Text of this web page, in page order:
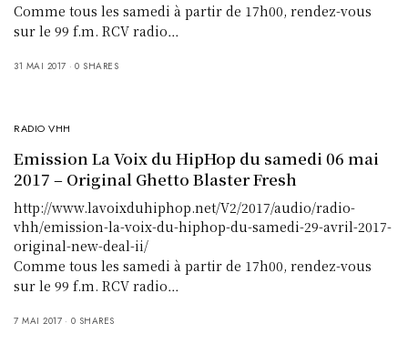
Comme tous les samedi à partir de 17h00, rendez-vous
sur le 99 f.m. RCV radio…
31 MAI 2017 0 SHARES
RADIO VHH
Emission La Voix du HipHop du samedi 06 mai
2017 – Original Ghetto Blaster Fresh
http://www.lavoixduhiphop.net/V2/2017/audio/radio-
vhh/emission-la-voix-du-hiphop-du-samedi-29-avril-2017-
original-new-deal-ii/
Comme tous les samedi à partir de 17h00, rendez-vous
sur le 99 f.m. RCV radio…
7 MAI 2017 0 SHARES